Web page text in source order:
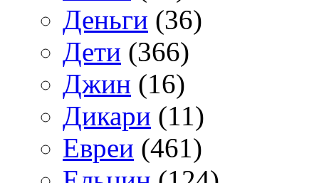
Деньги (36)
Дети (366)
Джин (16)
Дикари (11)
Евреи (461)